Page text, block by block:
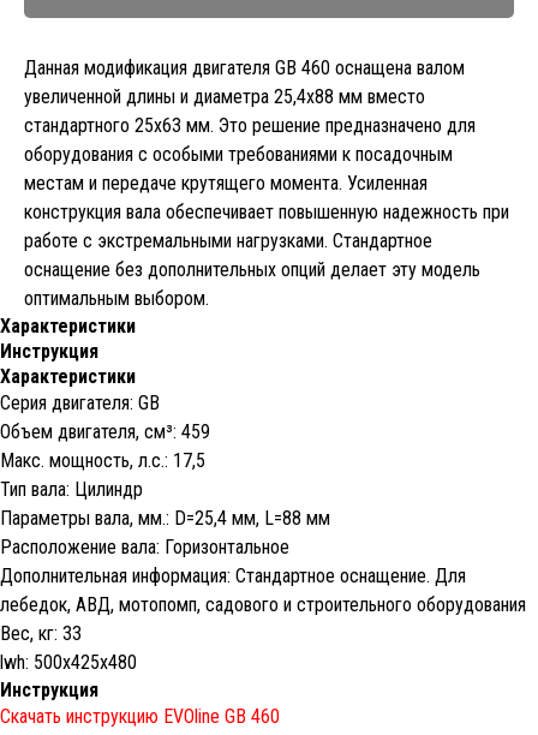
Данная модификация двигателя GB 460 оснащена валом
увеличенной длины и диаметра 25,4x88 мм вместо
стандартного 25x63 мм. Это решение предназначено для
оборудования с особыми требованиями к посадочным
местам и передаче крутящего момента. Усиленная
конструкция вала обеспечивает повышенную надежность при
работе с экстремальными нагрузками. Стандартное
оснащение без дополнительных опций делает эту модель
оптимальным выбором.
Характеристики
Инструкция
Характеристики
Серия двигателя: GB
Объем двигателя, cм³: 459
Макс. мощность, л.с.: 17,5
Тип вала: Цилиндр
Параметры вала, мм.: D=25,4 мм, L=88 мм
Расположение вала: Горизонтальное
Дополнительная информация: Стандартное оснащение. Для
лебедок, АВД, мотопомп, садового и строительного оборудования
Вес, кг: 33
lwh: 500x425x480
Инструкция
Скачать инструкцию EVOline GB 460